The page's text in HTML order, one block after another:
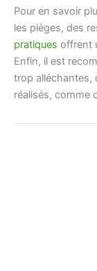
Pour en savoir
les pièges, des
pratiques offrent
Enfin, il est
trop alléchantes,
réalisés, comme